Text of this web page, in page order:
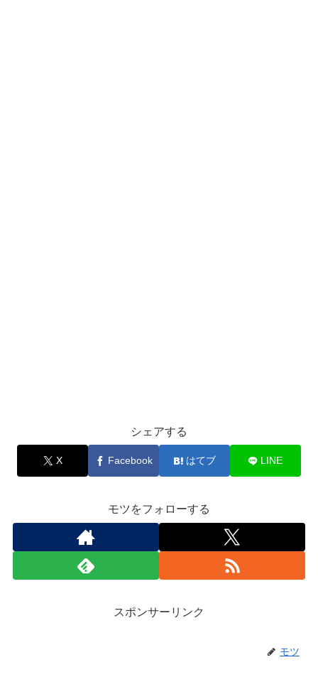
シェアする
X Facebook はてブ LINE
モツをフォローする
スポンサーリンク
モツ